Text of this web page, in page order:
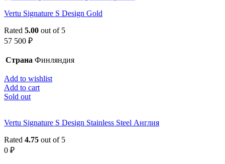
Vertu Signature S Design Gold
Rated 5.00 out of 5
57 500 ₽
Страна Финляндия
Add to wishlist
Add to cart
Sold out
Vertu Signature S Design Stainless Steel Англия
Rated 4.75 out of 5
0 ₽